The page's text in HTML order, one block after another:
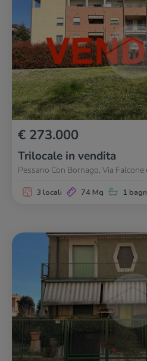
€ 273.000
Trilocale in vendita
Pessano Con Bornago, Via
3 locali 74 Mq 1